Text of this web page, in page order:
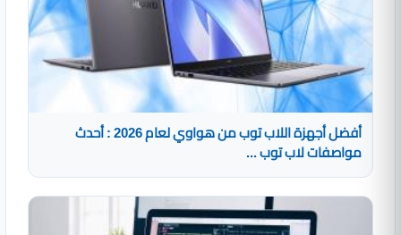
أفضل أجهزة اللاب توب من هواوي لعام 2026 : أحدث
مواصفات لاب توب ...